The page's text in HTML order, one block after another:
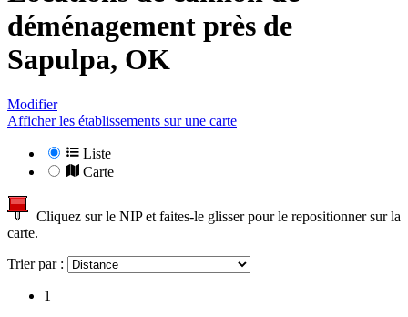
déménagement près de
Sapulpa, OK
Modifier
Afficher les établissements sur une carte
Liste
Carte
Cliquez sur le NIP et faites-le glisser pour le repositionner sur la
carte.
Trier par :
1